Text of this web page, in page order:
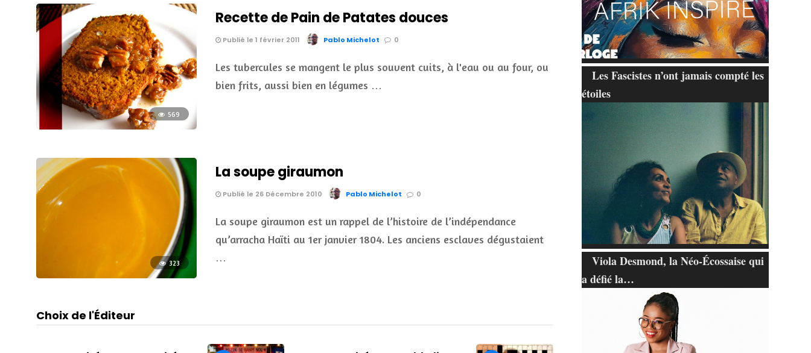
569
Recette de Pain de Patates douces
Publié le 1 février 2011 Pablo Michelot 0
Les tubercules se mangent le plus souvent cuits, à l'eau ou au four, ou
bien frits, aussi bien en légumes …
323
La soupe giraumon
Publié le 26 Décembre 2010 Pablo Michelot 0
La soupe giraumon est un rappel de l’histoire de l’indépendance
qu’arracha Haïti au 1er janvier 1804. Les anciens esclaves dégustaient
…
Choix de l'Éditeur
Les Fascistes n’ont jamais compté les
étoiles
Viola Desmond, la Néo-Écossaise qui
a défié la…